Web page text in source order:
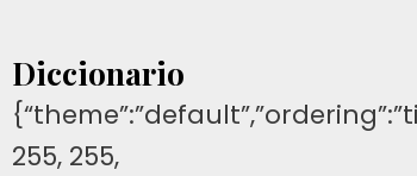
Diccionario
255, 255,